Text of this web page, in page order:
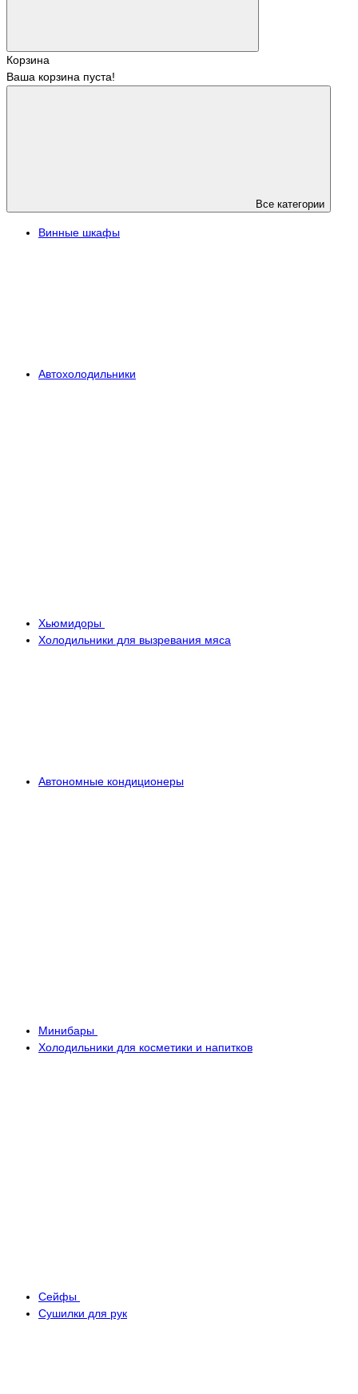
Корзина
Ваша корзина пуста!
Все категории
Винные шкафы
Автохолодильники
Хьюмидоры
Холодильники для вызревания мяса
Автономные кондиционеры
Минибары
Холодильники для косметики и напитков
Сейфы
Сушилки для рук